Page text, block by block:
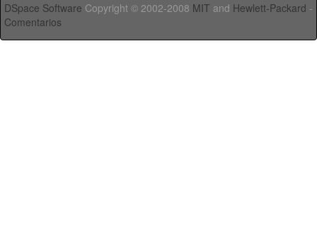
DSpace Software Copyright © 2002-2008 MIT and Hewlett-Packard -
Comentarios